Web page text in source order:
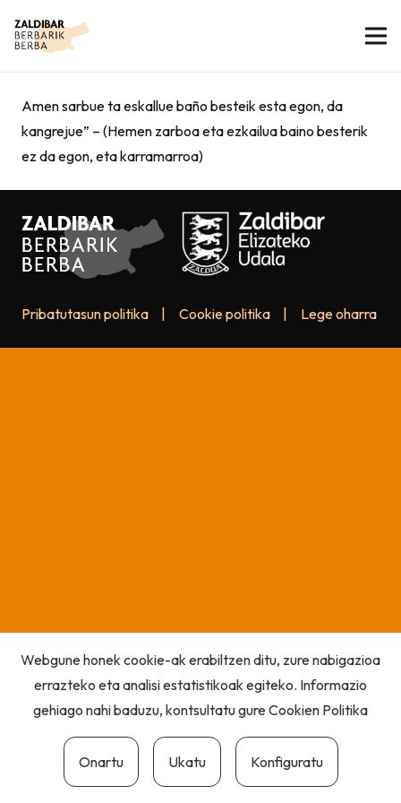
Amen sarbue ta eskallue baño besteik esta egon, da
kangrejue” – (Hemen zarboa eta ezkailua baino besterik
ez da egon, eta karramarroa)
Pribatutasun politika Cookie politika Lege oharra
Webgune honek cookie-ak erabiltzen ditu, zure nabigazioa
errazteko eta analisi estatistikoak egiteko. Informazio
gehiago nahi baduzu, kontsultatu gureCookien Politika
Onartu Ukatu Konfiguratu